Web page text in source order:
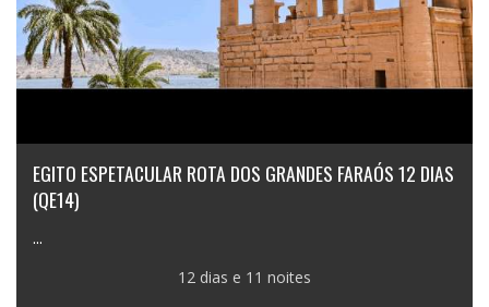
EGITO ESPETACULAR ROTA DOS GRANDES FARAÓS 12 DIAS
(QE14)
...
12 dias e 11 noites